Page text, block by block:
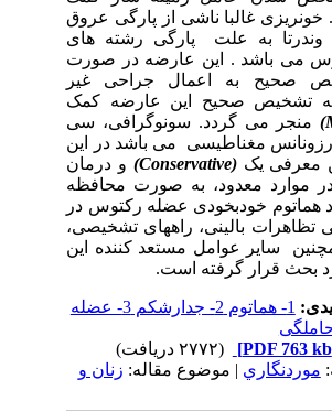
غالبا ناشی از پارگی عروق
وندرتا به علت پارگی رشته های
می باشد . این عارضه در صورت
صحیح به اعمال جراحی غیر
تشخیص صحیح این عارضه کمک
منجر می گردد. سونوگرافی، سی
مغناطیسی می باشد در این
معرفی یک(Conservative)
و درمان
موارد معدود، به صورت محافظه
هماتوم خودبخودی عضله رکتوس در
بالینی، راههای تشخیصی،
سایر عوامل مستعد کننده این
بحث قرار گرفته است.
1- هماتوم 2- جدارشکم 3- عضله
| موضوع مقاله:زنان و